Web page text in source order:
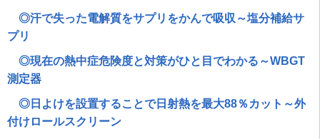
◎汗で失った電解質をサプリをかんで吸収～塩分補給サ
プリ
◎現在の熱中症危険度と対策がひと目でわかる～WBGT
測定器
◎日よけを設置することで日射熱を最大88％カット～外
付けロールスクリーン